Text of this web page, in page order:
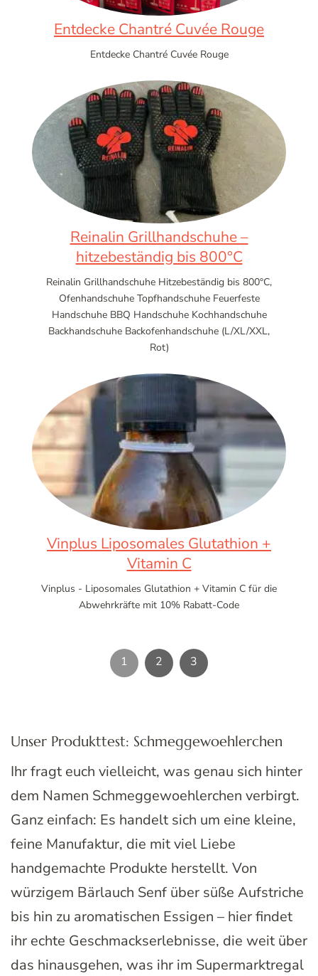
Entdecke Chantré Cuvée Rouge
Entdecke Chantré Cuvée Rouge
Reinalin Grillhandschuhe –
hitzebeständig bis 800°C
Reinalin Grillhandschuhe Hitzebeständig bis 800°C,
Ofenhandschuhe Topfhandschuhe Feuerfeste
Handschuhe BBQ Handschuhe Kochhandschuhe
Backhandschuhe Backofenhandschuhe (L/XL/XXL,
Rot)
Vinplus Liposomales Glutathion +
Vitamin C
Vinplus - Liposomales Glutathion + Vitamin C für die
Abwehrkräfte mit 10% Rabatt-Code
1 2 3
Unser Produkttest: Schmeggewoehlerchen
Ihr fragt euch vielleicht, was genau sich hinter
dem Namen Schmeggewoehlerchen verbirgt.
Ganz einfach: Es handelt sich um eine kleine,
feine Manufaktur, die mit viel Liebe
handgemachte Produkte herstellt. Von
würzigem Bärlauch Senf über süße Aufstriche
bis hin zu aromatischen Essigen – hier findet
ihr echte Geschmackserlebnisse, die weit über
das hinausgehen, was ihr im Supermarktregal